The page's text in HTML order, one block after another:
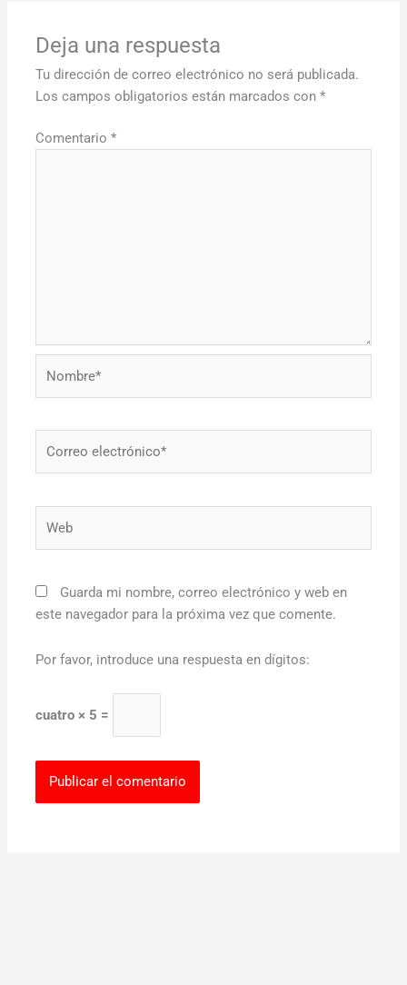
Deja una respuesta
Tu dirección de correo electrónico no será publicada.
Los campos obligatorios están marcados con*
Comentario*
Guarda mi nombre, correo electrónico y web en
este navegador para la próxima vez que comente.
Por favor, introduce una respuesta en dígitos:
cuatro × 5 =